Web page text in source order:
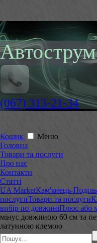
Автострум
(067) 313-21-34
Кошик
Меню
Головна
Товари та послуги
Про нас
Контакти
Статті
UA MarketКам'янець-
послугиТовари та послуги
вибір по довжиніПлюс або
мінус довжиною 60 см та
латунною клемою